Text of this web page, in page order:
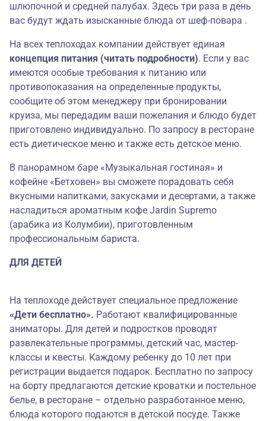
шлюпочной и средней палубах. Здесь три раза в день
вас будут ждать изысканные блюда от шеф-повара .
На всех теплоходах компании действует единая
концепция питания (читать подробности). Если у вас
имеются особые требования к питанию или
противопоказания на определенные продукты,
сообщите об этом менеджеру при бронировании
круиза, мы передадим ваши пожелания и блюдо будет
приготовлено индивидуально. По запросу в ресторане
есть диетическое меню и также есть детское меню.
В панорамном баре «Музыкальная гостиная» и
кофейне «Бетховен» вы сможете порадовать себя
вкусными напитками, закусками и десертами, а также
насладиться ароматным кофе Jardin Supremo
(арабика из Колумбии), приготовленным
профессиональным бариста.
ДЛЯ ДЕТЕЙ
На теплоходе действует специальное предложение
«Дети бесплатно». Работают квалифицированные
аниматоры. Для детей и подростков проводят
развлекательные программы, детский час, мастер-
классы и квесты. Каждому ребенку до 10 лет при
регистрации выдается подарок. Бесплатно по запросу
на борту предлагаются детские кроватки и постельное
белье, в ресторане – отдельно разработанное меню,
блюда которого подаются в детской посуде. Также